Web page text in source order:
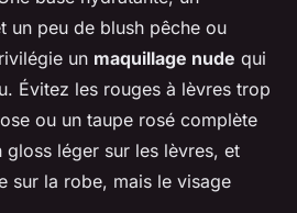
un peu de blush pêche ou
un maquillage nude qui
Évitez les rouges à lèvres trop
ou un taupe rosé complète
gloss léger sur les lèvres, et
sur la robe, mais le visage